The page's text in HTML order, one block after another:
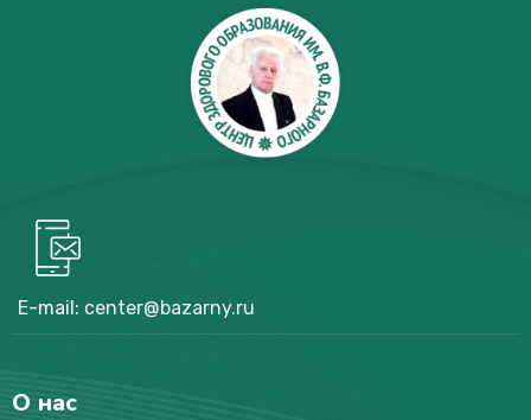
E-mail: center@bazarny.ru
О нас